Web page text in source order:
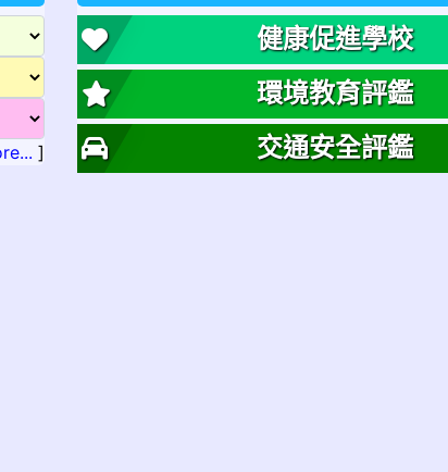
]
健康促進學校
環境教育評鑑
交通安全評鑑